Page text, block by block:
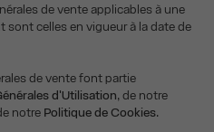
de vente applicables à une
sont celles en vigueur à la date de
de vente font partie
d'Utilisation, de notre
notre Politique de Cookies.